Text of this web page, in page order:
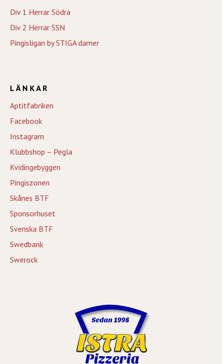
Div 1 Herrar Södra
Div 2 Herrar SSN
Pingisligan by STIGA damer
LÄNKAR
Aptitfabriken
Facebook
Instagram
Klubbshop – Pegla
Kvidingebyggen
Pingiszonen
Skånes BTF
Sponsorhuset
Svenska BTF
Swedbank
Swerock